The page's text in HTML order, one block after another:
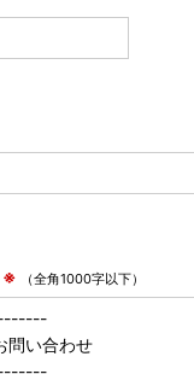
※ （全角1000字以下）